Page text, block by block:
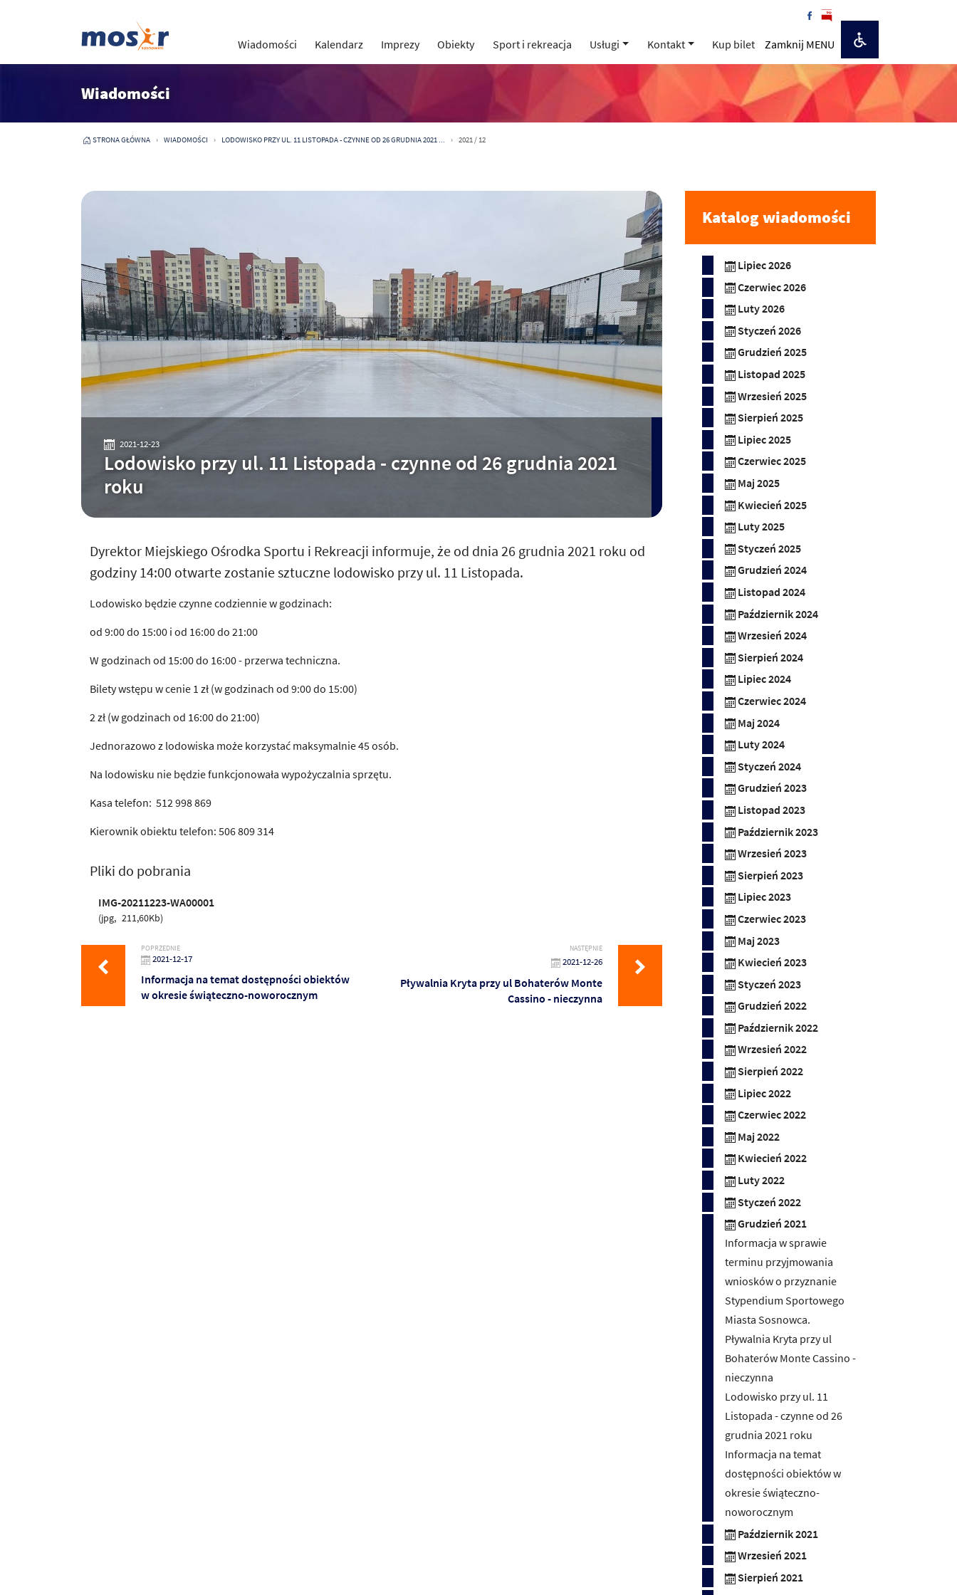
Wiadomości Kalendarz Imprezy Obiekty Sport i rekreacja Usługi Kontakt Kup bilet Zamknij MENU
Wiadomości
STRONA GŁÓWNA WIADOMOŚCI LODOWISKO PRZY UL. 11 LISTOPADA - CZYNNE OD 26 GRUDNIA 2021 ... 2021 / 12
2021-12-23
Lodowisko przy ul. 11 Listopada - czynne od 26 grudnia 2021
roku
Dyrektor Miejskiego Ośrodka Sportu i Rekreacji informuje, że od dnia 26 grudnia 2021 roku od
godziny 14:00 otwarte zostanie sztuczne lodowisko przy ul. 11 Listopada.
Lodowisko będzie czynne codziennie w godzinach:
od 9:00 do 15:00 i od 16:00 do 21:00
W godzinach od 15:00 do 16:00 - przerwa techniczna.
Bilety wstępu w cenie 1 zł (w godzinach od 9:00 do 15:00)
2 zł (w godzinach od 16:00 do 21:00)
Jednorazowo z lodowiska może korzystać maksymalnie 45 osób.
Na lodowisku nie będzie funkcjonowała wypożyczalnia sprzętu.
Kasa telefon: 512 998 869
Kierownik obiektu telefon: 506 809 314
Pliki do pobrania
IMG-20211223-WA00001
jpg 211,60Kb
POPRZEDNIE
2021-12-17
Informacja na temat dostępności obiektów
w okresie świąteczno-noworocznym
NASTĘPNIE
2021-12-26
Pływalnia Kryta przy ul Bohaterów Monte
Cassino - nieczynna
Katalog wiadomości
Lipiec 2026
Czerwiec 2026
Luty 2026
Styczeń 2026
Grudzień 2025
Listopad 2025
Wrzesień 2025
Sierpień 2025
Lipiec 2025
Czerwiec 2025
Maj 2025
Kwiecień 2025
Luty 2025
Styczeń 2025
Grudzień 2024
Listopad 2024
Październik 2024
Wrzesień 2024
Sierpień 2024
Lipiec 2024
Czerwiec 2024
Maj 2024
Luty 2024
Styczeń 2024
Grudzień 2023
Listopad 2023
Październik 2023
Wrzesień 2023
Sierpień 2023
Lipiec 2023
Czerwiec 2023
Maj 2023
Kwiecień 2023
Styczeń 2023
Grudzień 2022
Październik 2022
Wrzesień 2022
Sierpień 2022
Lipiec 2022
Czerwiec 2022
Maj 2022
Kwiecień 2022
Luty 2022
Styczeń 2022
Grudzień 2021
Informacja w sprawie
terminu przyjmowania
wniosków o przyznanie
Stypendium Sportowego
Miasta Sosnowca.
Pływalnia Kryta przy ul
Bohaterów Monte Cassino -
nieczynna
Lodowisko przy ul. 11
Listopada - czynne od 26
grudnia 2021 roku
Informacja na temat
dostępności obiektów w
okresie świąteczno-
noworocznym
Październik 2021
Wrzesień 2021
Sierpień 2021